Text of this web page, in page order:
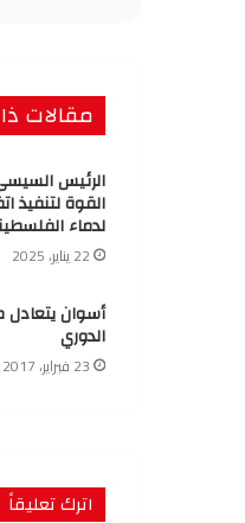
مقالات
الرئيس
القوة لتنفيذ
لدماء
22 يناير، 2025
الدوري
23 فبراير، 2017
اترك تعليقاً